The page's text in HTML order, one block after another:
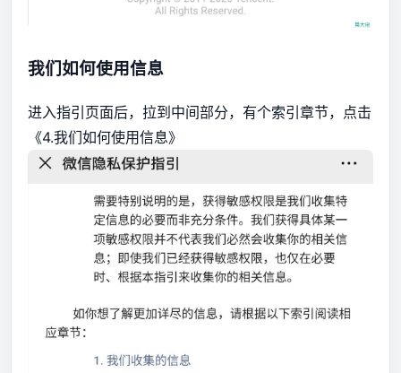
我们如何使用信息
进入指引页面后，拉到中间部分，有个索引章节，点击
《4.我们如何使用信息》